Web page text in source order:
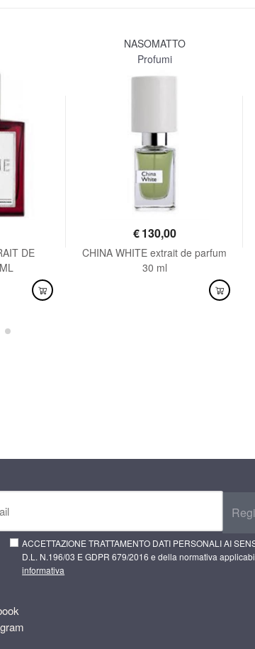
DE
NASOMATTO
Profumi
€130,00
CHINA WHITE extrait de parfum
30 ml
ACCETTAZIONE TRATTAMENTO DATI PERSONALI AI
D.L. N.196/03 E GDPR 679/2016 e della normativa
informativa